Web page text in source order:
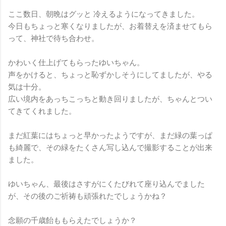
ここ数日、朝晩はグッと 冷えるようになってきました。
今日もちょっと寒くなりましたが、お着替えを済ませてもら
って、神社で待ち合わせ。
かわいく仕上げてもらったゆいちゃん。
声をかけると、ちょっと恥ずかしそうにしてましたが、やる
気は十分。
広い境内をあっちこっちと動き回りましたが、ちゃんとつい
てきてくれました。
まだ紅葉にはちょっと早かったようですが、まだ緑の葉っぱ
も綺麗で、その緑をたくさん写し込んで撮影することが出来
ました。
ゆいちゃん、最後はさすがにくたびれて座り込んでました
が、その後のご祈祷も頑張れたでしょうかね？
念願の千歳飴ももらえたでしょうか？